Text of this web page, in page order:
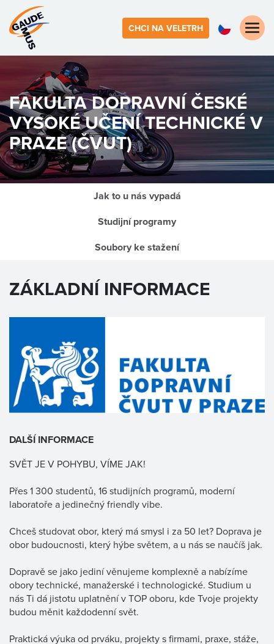
CHCI NA VELETRH
Toggle
FAKULTA DOPRAVNÍČESKÉ
VYSOKÉ UČENÍ TECHNICKÉ V
PRAZE (ČVUT)
Jak to u nás vypadá
Studijní programy
Soubory ke stažení
ZÁKLADNÍ INFORMACE
DALŠÍ INFORMACE
SVĚT JE V POHYBU, VÍME JAK!
Přes 1 300 studentů, 16 studijních programů, moderní
laboratoře a jedinečný friendly vibe.
Chceš studovat obor, který má smysl i za 50 let? Doprava je
obor budoucnosti, který hýbe světem, a u nás se naučíš jak.
Dopravě se jako jediní věnujeme komplexně a nabízíme
obory technické, manažerské i technologické. Studium u
nás Ti dá jistotu uplatnění v TOP oboru, kde Tvoje projekty
budou měnit každodenní svět.
Praktická výuka od prváku, projekty s firmami, praxe, stáže,